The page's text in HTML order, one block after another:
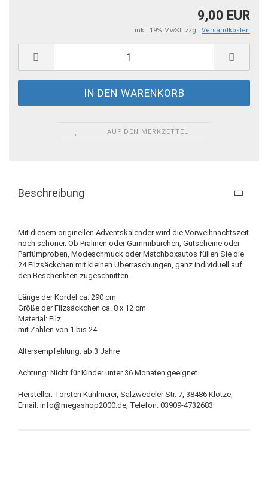
9,00 EUR
inkl. 19% MwSt. zzgl. Versandkosten
AUF DEN MERKZETTEL
Beschreibung
Mit diesem originellen Adventskalender wird die Vorweihnachtszeit
noch schöner. Ob Pralinen oder Gummibärchen, Gutscheine oder
Parfümproben, Modeschmuck oder Matchboxautos füllen Sie die
24 Filzsäckchen mit kleinen Überraschungen, ganz individuell auf
den Beschenkten zugeschnitten.
Länge der Kordel ca. 290 cm
Größe der Filzsäckchen ca. 8 x 12 cm
Material: Filz
mit Zahlen von 1 bis 24
Altersempfehlung: ab 3 Jahre
Achtung: Nicht für Kinder unter 36 Monaten geeignet.
Hersteller: Torsten Kuhlmeier, Salzwedeler Str. 7, 38486 Klötze,
Email: info@megashop2000.de, Telefon: 03909-4732683